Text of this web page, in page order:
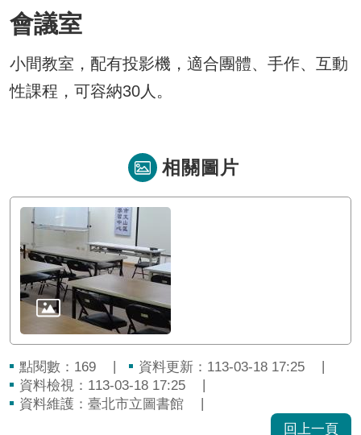
會議室
小間教室，配有投影機，適合團體、手作、互動
性課程，可容納30人。
相關圖片
點閱數： 169
資料更新：113-03-18 17:25
資料檢視：113-03-18 17:25
資料維護：臺北市立圖書館
回上一頁